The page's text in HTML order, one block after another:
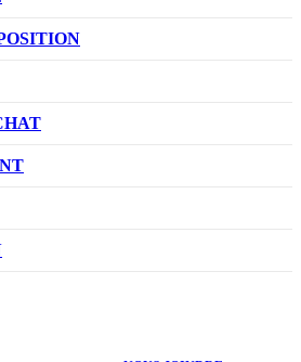
NEUFS
D’OCCASION
CONCESSIONNAIRE
VOTRE VÉHICULE
UN ESSAI ROUTIER
UN PRIX
DE CRÉDIT AUTO
UN RENDEZ-VOUS
SKYACTIV